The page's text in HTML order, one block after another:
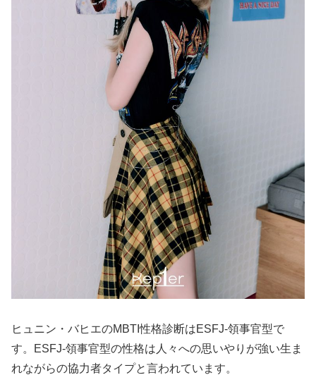
ヒュニン・バヒエのMBTI性格診断はESFJ-領事官型で
す。ESFJ-領事官型の性格は人々への思いやりが強い生ま
れながらの協力者タイプと言われています。